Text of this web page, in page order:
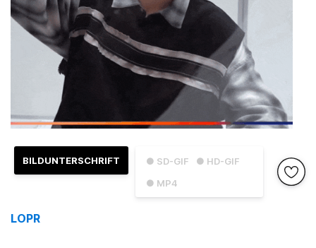
● SD-GIF
● HD-GIF
● MP4
BILDUNTERSCHRIFT
LOPR